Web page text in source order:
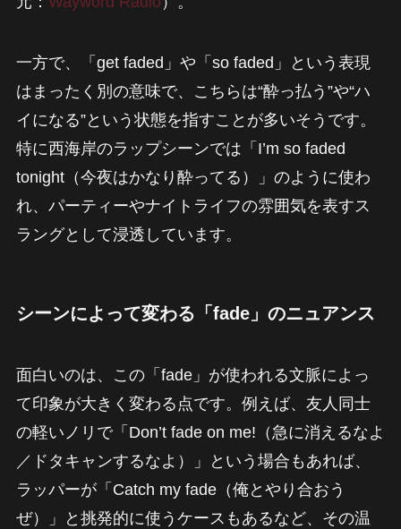
一方で、「get faded」や「so faded」という表現
はまったく別の意味で、こちらは“酔っ払う”や“ハ
イになる”という状態を指すことが多いそうです。
特に西海岸のラップシーンでは「I’m so faded
tonight（今夜はかなり酔ってる）」のように使わ
れ、パーティーやナイトライフの雰囲気を表すス
ラングとして浸透しています。
シーンによって変わる「fade」のニュアンス
面白いのは、この「fade」が使われる文脈によっ
て印象が大きく変わる点です。例えば、友人同士
の軽いノリで「Don’t fade on me!（急に消えるなよ
／ドタキャンするなよ）」という場合もあれば、
ラッパーが「Catch my fade（俺とやり合おう
ぜ）」と挑発的に使うケースもあるなど、その温